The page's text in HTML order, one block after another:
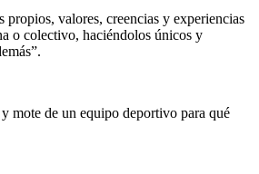
propios, valores, creencias y experiencias
o colectivo, haciéndolos únicos y
mote de un equipo deportivo para qué